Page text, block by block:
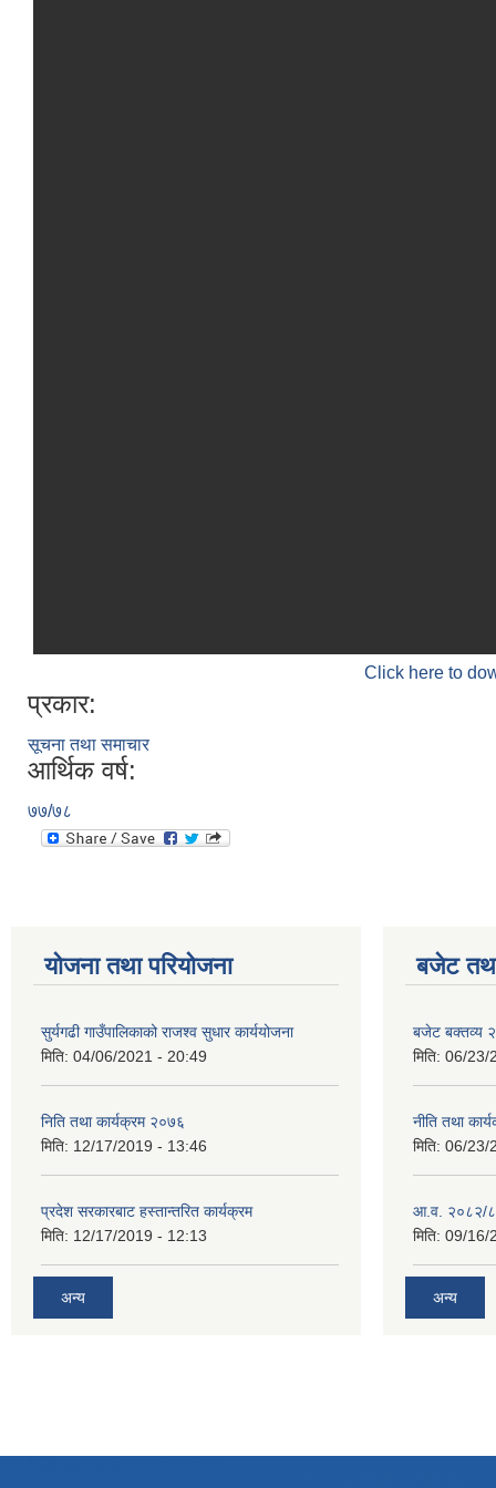
Click here to
प्रकार:
सूचना तथा समाचार
आर्थिक वर्ष:
७७/७८
योजना तथा परियोजना
सुर्यगढी गाउँपालिकाको राजश्व सुधार कार्ययोजना
मिति: 04/06/2021 - 20:49
निति तथा कार्यक्रम २०७६
मिति: 12/17/2019 - 13:46
प्रदेश सरकारबाट हस्तान्तरित कार्यक्रम
मिति: 12/17/2019 - 12:13
अन्य
बजेट
बजेट बक्तव्य
मिति: 06/23/
नीति तथा
मिति: 06/23/
आ.व. २०८२/
मिति: 09/16/
अन्य